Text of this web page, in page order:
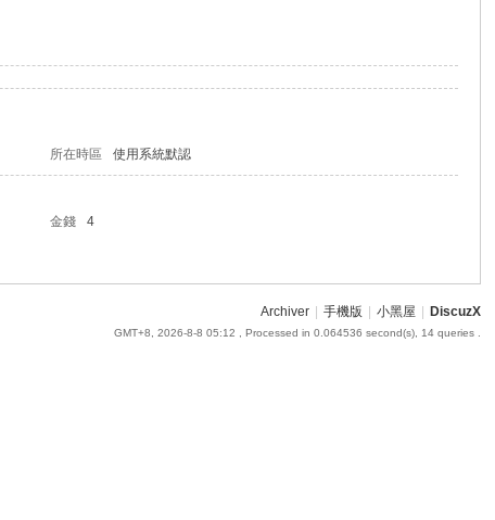
所在時區 使用系統默認
金錢
4
Archiver 手機版 小黑屋 DiscuzX
GMT+8, 2026-8-8 05:12 , Processed in 0.064536 second(s), 14 queries .